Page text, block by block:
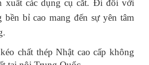
xuất các dụng cụ cắt. Đi đôi với
bền bỉ cao mang đến sự yên tâm
chất thép Nhật cao cấp không